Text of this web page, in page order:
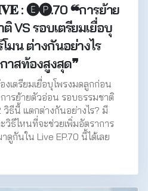
: 🅔🅟.70 ❝การย้าย
VS รอบเตรียมเยื่อบุ
มน ต่างกันอย่างไร
าสท้องสูงสุด❞
เตรียมเยื่อบุโพรงมดลูกก่อน
รย้ายตัวอ่อน รอบธรรมชาติ
ธีนี้ แตกต่างกันอย่างไร? มี
วิธีไหนที่จะช่วยเพิ่มอัตราการ
ดูกันใน Live EP.70 นี้ได้เลย